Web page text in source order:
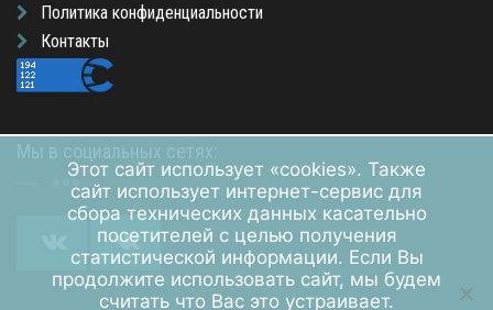
Политика конфиденциальности
Контакты
Этот сайт использует «cookies». Также
сайт использует интернет-сервис для
сбора технических данных касательно
посетителей с целью получения
статистической информации. Если Вы
продолжите использовать сайт, мы будем
считать что Вас это устраивает.